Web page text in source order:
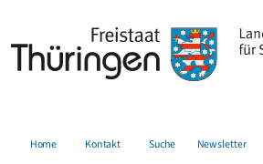
Home Kontakt Suche Newsletter